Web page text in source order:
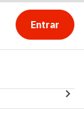
Entrar